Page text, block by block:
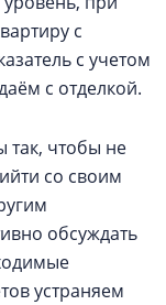
с
с учетом
с отделкой.
так, чтобы не
со своим
обсуждать
устраняем